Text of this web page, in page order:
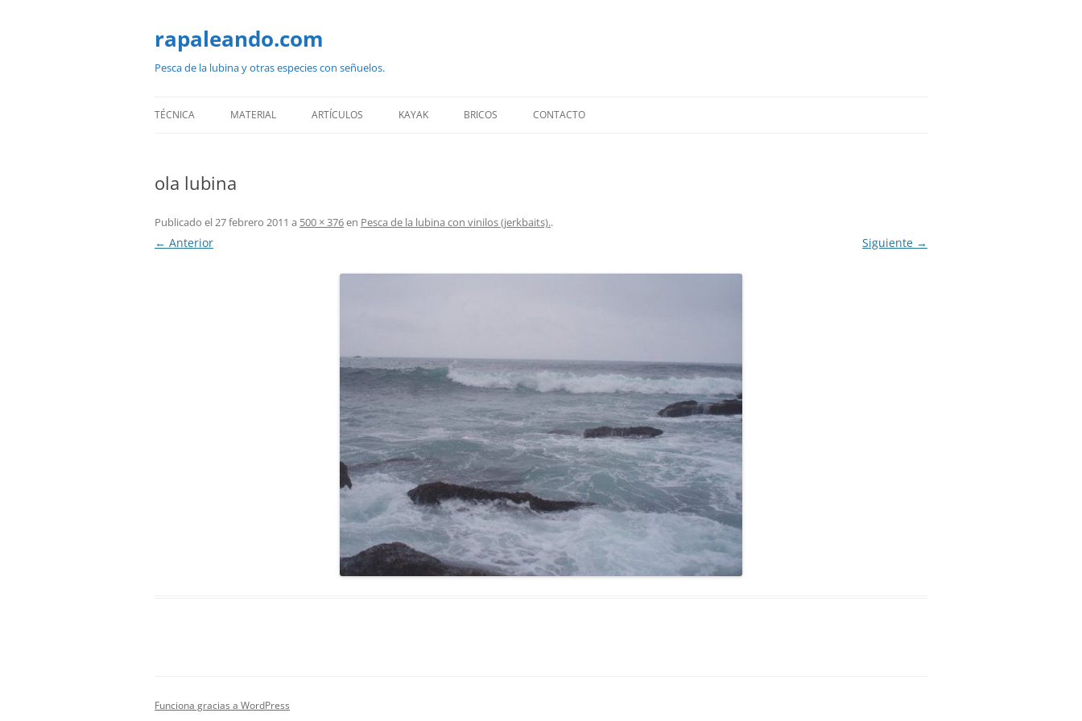
contenido
rapaleando.com
Pesca de la lubina y otras especies con señuelos.
TÉCNICA MATERIAL ARTÍCULOS KAYAK BRICOS CONTACTO
ola lubina
Publicado el27 febrero 2011 a 500 × 376en Pesca de la lubina con vinilos (jerkbaits)..
← Anterior Siguiente →
Funciona gracias a WordPress